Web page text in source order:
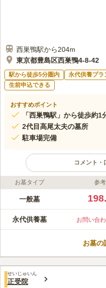
西巣鴨駅から204m
東京都豊島区西巣鴨4-8-42
駅から徒歩5分圏内 永代供養プラ
生前申込できる
おすすめポイント
「西巣鴨駅」から徒歩約1
2代目高尾太夫の墓所
駐車場完備
コメント・
ライフドット編集部のコメント
この寺院は、屋根が低く
あり、故人との時間を
三田線「西巣鴨駅」から
参りの際も安心です。
この霊園はまだ誰からも評価され
お墓タイプ 参
一般墓
永代供養墓 お問い合
お墓の
せいじゅいん
正受院